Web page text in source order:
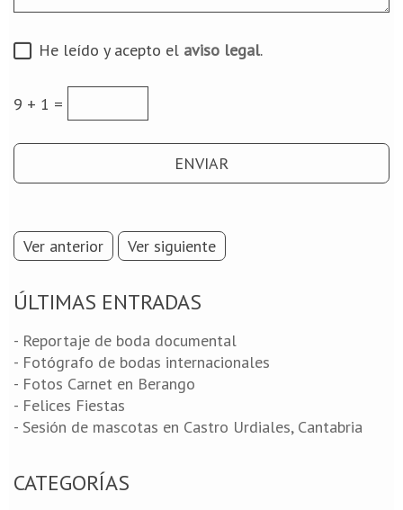
He leído y acepto el aviso legal.
9 + 1 =
Ver anterior Ver siguiente
ÚLTIMAS ENTRADAS
- Reportaje de boda documental
- Fotógrafo de bodas internacionales
- Fotos Carnet en Berango
- Felices Fiestas
- Sesión de mascotas en Castro Urdiales, Cantabria
CATEGORÍAS